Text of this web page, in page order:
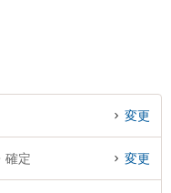
変更
確定 変更